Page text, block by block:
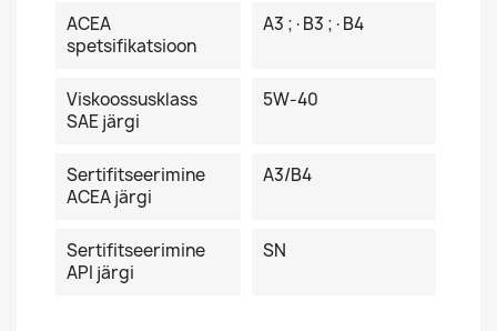
ACEA
spetsifikatsioon
A3 ;·B3 ;·B4
Viskoossusklass
SAE järgi
5W-40
Sertifitseerimine
ACEA järgi
A3/B4
Sertifitseerimine
API järgi
SN